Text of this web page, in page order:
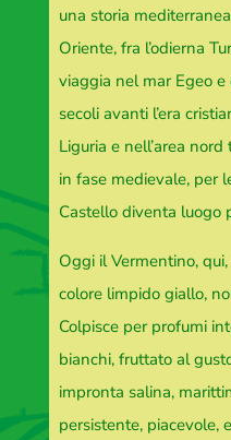
una storia
Oriente, fra l’odierna
viaggia nel mar Egeo
secoli avanti l’era
Liguria e nell’area
in fase medievale, per
Castello diventa luogo
Oggi il Vermentino,
colore limpido giallo,
Colpisce per profumi
bianchi, fruttato al
impronta salina,
persistente, piacevole,